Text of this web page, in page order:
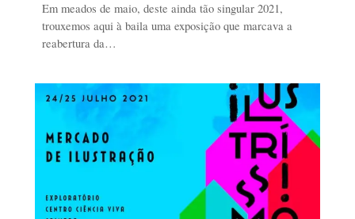
Em meados de maio, deste ainda tão singular 2021,
trouxemos aqui à baila uma exposição que marcava a
reabertura da…